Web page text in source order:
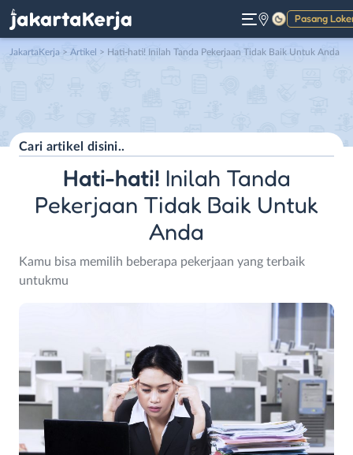
Pasang
Gelap
JakartaKerja > Artikel > Hati-hati! Inilah Tanda Pekerjaan Tidak Baik Untuk Anda
Hati-hati! Inilah Tanda
Pekerjaan Tidak Baik Untuk
Anda
Kamu bisa memilih beberapa pekerjaan yang terbaik
untukmu